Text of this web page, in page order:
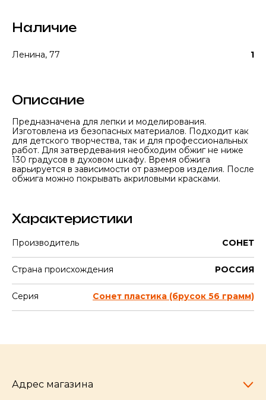
Наличие
Ленина, 77 1
Описание
Предназначена для лепки и моделирования.
Изготовлена из безопасных материалов. Подходит как
для детского творчества, так и для профессиональных
работ. Для затвердевания необходим обжиг не ниже
130 градусов в духовом шкафу. Время обжига
варьируется в зависимости от размеров изделия. После
обжига можно покрывать акриловыми красками.
Характеристики
Производитель СОНЕТ
Страна происхождения РОССИЯ
Серия Сонет пластика (брусок 56 грамм)
Адрес магазина